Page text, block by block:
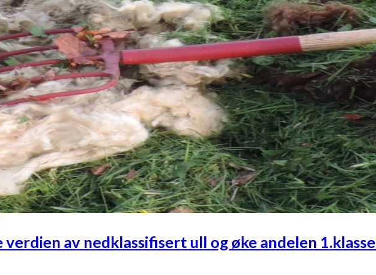
av nedklassifisert ull og øke andelen